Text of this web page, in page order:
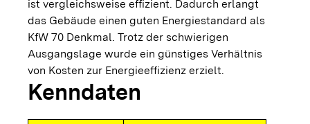
ist vergleichsweise effizient. Dadurch erlangt
das Gebäude einen guten Energiestandard als
KfW 70 Denkmal. Trotz der schwierigen
Ausgangslage wurde ein günstiges Verhältnis
von Kosten zur Energieeffizienz erzielt.
Kenndaten